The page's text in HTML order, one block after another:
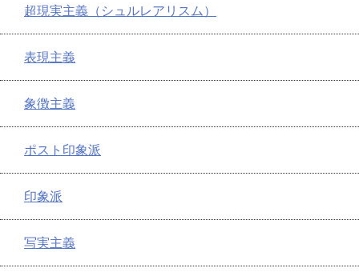
超現実主義（シュルレアリスム）
表現主義
象徴主義
ポスト印象派
印象派
写実主義